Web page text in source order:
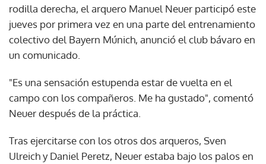
rodilla derecha, el arquero Manuel Neuer participó este
jueves por primera vez en una parte del entrenamiento
colectivo del Bayern Múnich, anunció el club bávaro en
un comunicado.
"Es una sensación estupenda estar de vuelta en el
campo con los compañeros. Me ha gustado", comentó
Neuer después de la práctica.
Tras ejercitarse con los otros dos arqueros, Sven
Ulreich y Daniel Peretz, Neuer estaba bajo los palos en